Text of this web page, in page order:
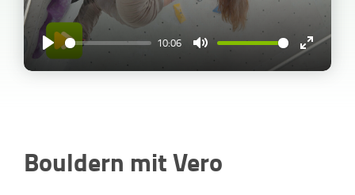
Play
10:06
Enter
fullscreen
Bouldern mit Vero